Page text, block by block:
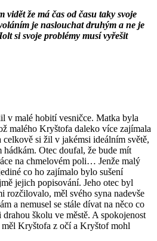
vidět že má čas od času taky svoje
je naslouchat druhým a ne je
si svoje problémy musí vyřešit
v malé hobití vesničce. Matka byla
malého Kryštofa daleko více zajímala
si žil v jakémsi ideálním světě,
Otec doufal, že bude mít
na chmelovém poli… Jenže malý
co ho zajímalo bylo sušení
jejich popisování. Jeho otec byl
rozčilovalo, měl svého syna nadevše
a nemusel se stále dívat na něco co
školu ve městě. A spokojenost
měl Kryštofa z očí a Kryštof mohl